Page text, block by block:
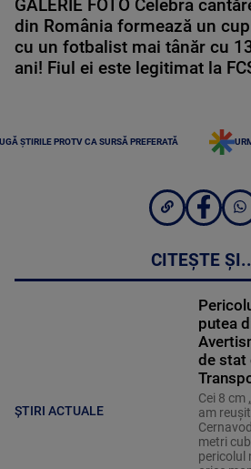
GALERIE FOTO Celebra
din România formează un
cu un fotbalist mai tânăr cu
ani! Fiul ei este legitimat la
ȘTIRILE PROTV CA SURSĂ PREFERATĂ
CITEȘTE
ȘTIRI ACTUALE
putea
de stat
Cei 8 cm
am
metri
pericolul